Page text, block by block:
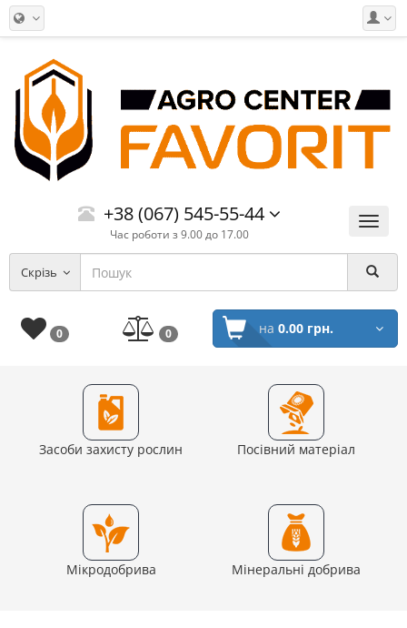
Меню
+38 (067) 545-55-44
Час роботи з 9.00 до 17.00
Скрізь
0 0 на 0.00 грн.
Засоби захисту рослин Посівний матеріал
Мікродобрива Мінеральні добрива